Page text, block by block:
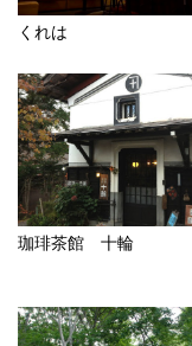
くれは
珈琲茶館 十輪